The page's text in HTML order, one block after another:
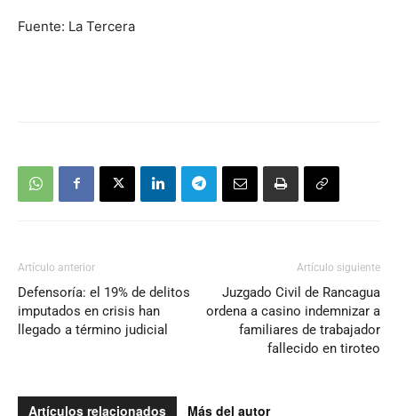
Fuente: La Tercera
Artículo anterior
Defensoría: el 19% de delitos
imputados en crisis han
llegado a término judicial
Artículo siguiente
Juzgado Civil de Rancagua
ordena a casino indemnizar a
familiares de trabajador
fallecido en tiroteo
Artículos relacionados Más del autor